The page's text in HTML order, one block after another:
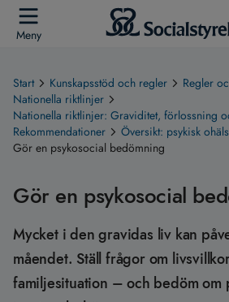
Meny
Start Kunskapsstöd och regler
Regler
Nationella riktlinjer
Nationella riktlinjer: Graviditet, förlossning
Rekommendationer
Översikt: psykisk
Gör en psykosocial bedömning
Gör en psykosocial
Mycket i den gravidas liv kan
måendet. Ställ frågor om
familjesituation – och bedöm om